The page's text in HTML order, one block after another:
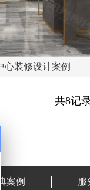
心装修设计案例
共8记
案例 服